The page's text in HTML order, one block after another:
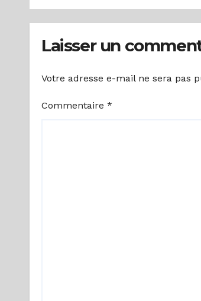
rencontre
d’échanges sur la
régulation de la
numérique
Laisser un
Votre adresse e-mail ne sera pas
Commentaire *